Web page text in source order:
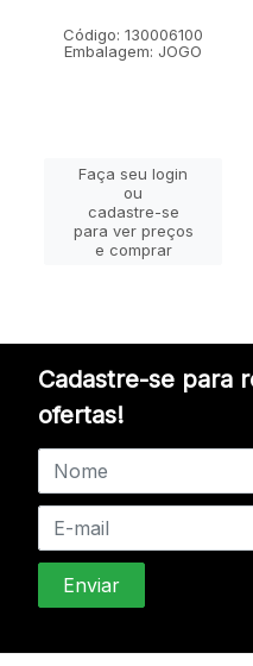
Código: 130006100
Embalagem: JOGO
Faça seu login
ou
cadastre-se
para ver preços
e comprar
Cadastre-se para
ofertas!